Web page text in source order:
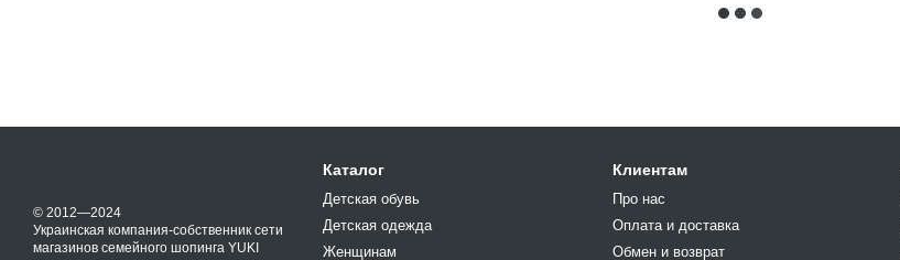
© 2012—2024
Украинская компания-собственник сети
магазинов семейного шопинга YUKI
Каталог
Детская обувь
Детская одежда
Женщинам
Клиентам
Про нас
Оплата и доставка
Обмен и возврат